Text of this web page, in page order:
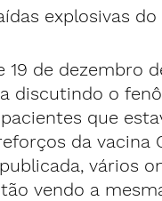
explosivas
19 de dezembro
discutindo o
que
da vacina
vários
vendo a